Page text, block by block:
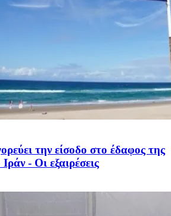
την είσοδο στο έδαφος της
- Οι εξαιρέσεις